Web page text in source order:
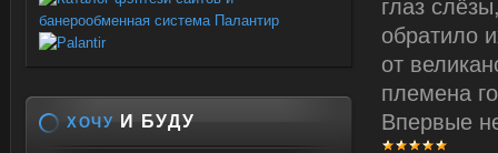
глаз
обратило
от
племена
Впервые
ХОЧУ И БУДУ